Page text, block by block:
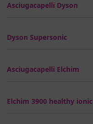
Asciugacapelli Dyson
Dyson Supersonic
Asciugacapelli Elchim
Elchim 3900 healthy ionic